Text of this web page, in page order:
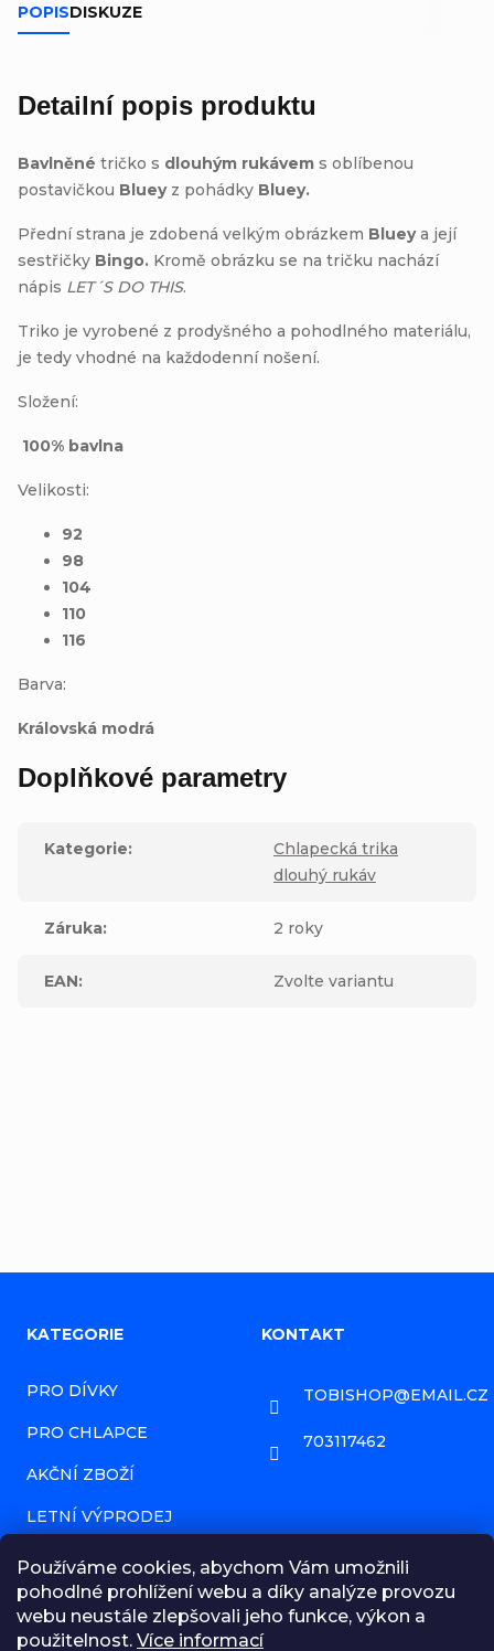
Používáme cookies, abychom Vám umožnili
pohodlné prohlížení webu a díky analýze provozu
webu neustále zlepšovali jeho funkce, výkon a
použitelnost. Více informací
POPISDISKUZE
Detailní popis produktu
Bavlněné tričko s dlouhým rukávem s oblíbenou
postavičkou Bluey z pohádky Bluey.
Přední strana je zdobená velkým obrázkem Blueya její
sestřičky Bingo. Kromě obrázku se na tričku nachází
nápis LET´S DO THIS.
Triko je vyrobené z prodyšného a pohodlného materiálu,
je tedy vhodné na každodenní nošení.
Složení:
100% bavlna
Velikosti:
92
98
104
110
116
Barva:
Královská modrá
Doplňkové parametry
Kategorie:
Chlapecká trika
dlouhý rukáv
Záruka: 2 roky
EAN: Zvolte variantu
í
KATEGORIE
PRO DÍVKY
PRO CHLAPCE
AKČNÍ ZBOŽÍ
LETNÍ VÝPRODEJ
PRODÁVANÉ ZNAČKY
HODNOCENÍ OBCHODU
NAPIŠTE NÁM ZPRÁVU!
KONTAKT
TOBISHOP@EMAIL.CZ
703117462